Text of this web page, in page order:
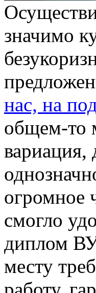
значимо
нас, на
общем-то
вариация,
огромное
смогло
диплом
месту